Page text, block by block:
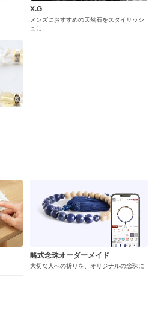
X.G
メンズにおすすめの天然石をスタイリッシ
ュに
略式念珠オーダーメイド
大切な人への祈りを、オリジナルの念珠に